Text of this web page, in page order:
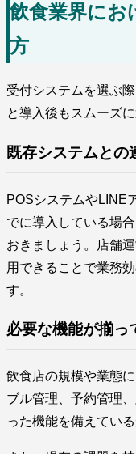
飲食業界にお
方
受付システムを選ぶ
と導入後もスムーズに
既存システムとの
POSシステムやLINE
でに導入している場
おきましょう。店舗
用できることで業務
す。
必要な機能が揃っ
飲食店の規模や業態
ブル管理、予約管理
った機能を備えてい